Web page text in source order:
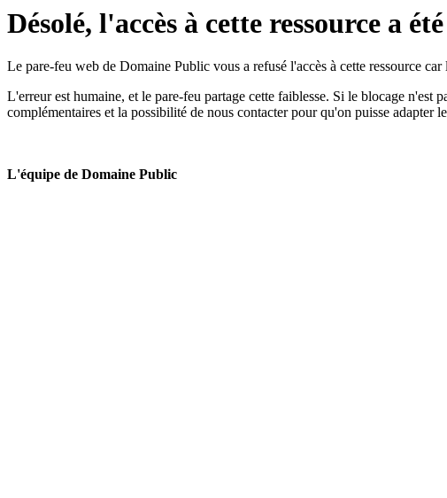
Désolé, l'accès à cette ressource a
Le pare-feu web de Domaine Public vous a refusé l'accès à cette ressource
L'erreur est humaine, et le pare-feu partage cette faiblesse. Si le blocage n'est
complémentaires et la possibilité de nous contacter pour qu'on puisse adapter
L'équipe de Domaine Public